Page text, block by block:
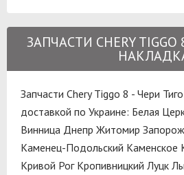
ЗАПЧАСТИ CHERY
Запчасти Chery Tiggo 8 - Чери
доставкой по Украине: Белая
Винница Днепр Житомир
Каменец-Подольский Каменское
Кривой Рог Кропивницкий Луцк